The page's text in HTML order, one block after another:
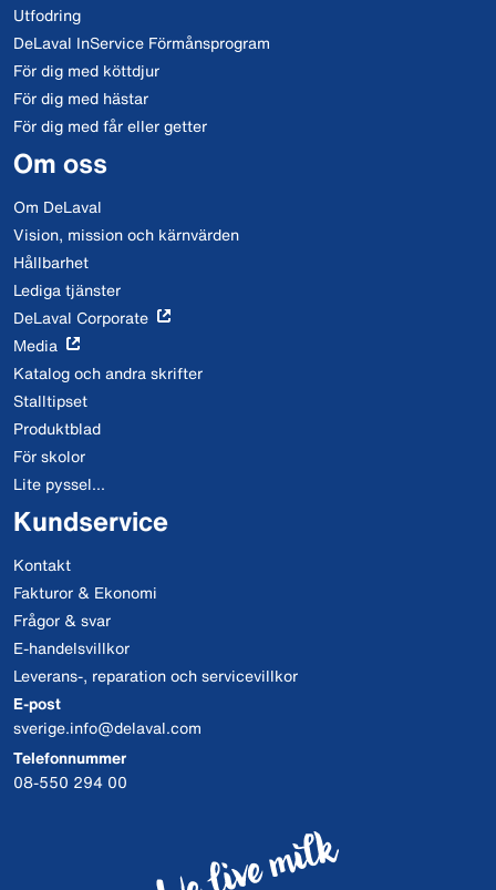
Utfodring
DeLaval InService Förmånsprogram
För dig med köttdjur
För dig med hästar
För dig med får eller getter
Om oss
Om DeLaval
Vision, mission och kärnvärden
Hållbarhet
Lediga tjänster
DeLaval Corporate
Media
Katalog och andra skrifter
Stalltipset
Produktblad
För skolor
Lite pyssel...
Kundservice
Kontakt
Fakturor & Ekonomi
Frågor & svar
E-handelsvillkor
Leverans-, reparation och servicevillkor
E-post
sverige.info@delaval.com
Telefonnummer
08-550 294 00